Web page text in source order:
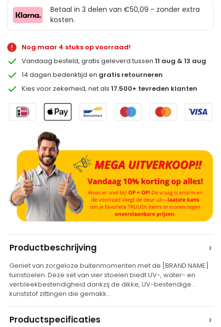
Betaal in 3 delen van €50,09 - zonder extra
kosten.
Nog maar 4 stuks op voorraad!
Vandaag besteld, gratis geleverd tussen11 aug & 13 aug
14 dagen bedenktijd en gratis retourneren
Kies voor zekerheid, net als17.500+ tevreden klanten
t
e
r
a
Productbeschrijving ›
Geniet van zorgeloze buitenmomenten met de [BRAND NAME]
tuinstoelen. Deze set van vier stoelen biedt UV-, water- en
verbleekbestendigheid dankzij de dikke, UV-bestendige
kunststof zittingen die gemakk…
Productspecificaties ›